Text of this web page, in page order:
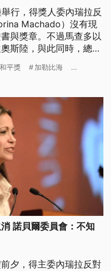
行，得獎人委內瑞拉反
Machado）沒有現
與獎章。不過馬查多以
斯陸，與此同時，總統
平獎 加勒比海 ...
諾貝爾委員會：不知
夕，得主委內瑞拉反對